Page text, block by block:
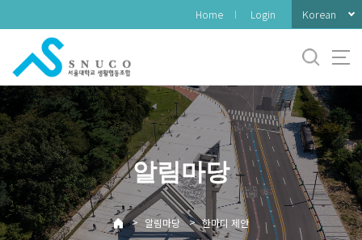
로
메
뉴
Home Login Korean
알림마당
> 알림마당 > 한마디 제안